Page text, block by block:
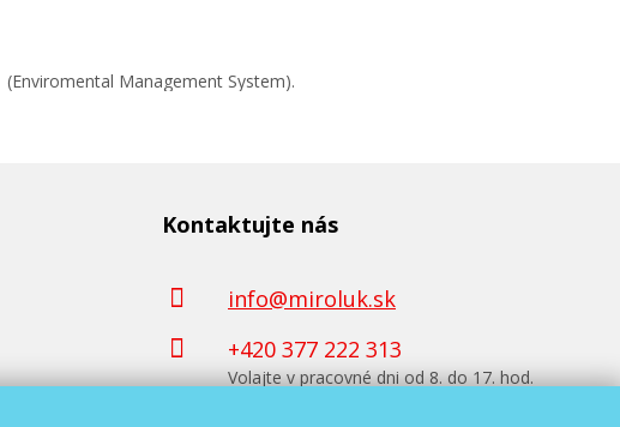
Management System).
Kontaktujte nás
info@miroluk.sk
+420 377 222 313
Volajte v pracovné dni od 8. do 17. hod.